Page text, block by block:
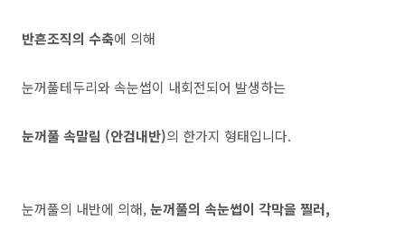
반흔조직의 수축에 의해
눈꺼풀테두리와 속눈썹이 내회전되어 발생하는
눈꺼풀 속말림 (안검내반)의 한가지 형태입니다.
눈꺼풀의 내반에 의해,눈꺼풀의 속눈썹이 각막을 찔러,